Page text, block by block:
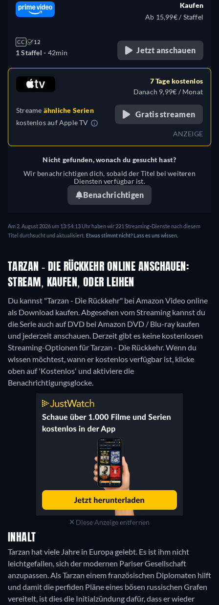
CC 12
1 Staffel - 42min
Kaufen
Ab 15,99€ / Staffel
Jetzt anschauen
Streame ähnliche Serien
kostenlos aufApple TV
7 Tage kostenlos
Danach 9,99€ / Monat
Gratis streamen
ANZEIGE
Nicht gefunden, wonach du gesucht hast?
Wir benachrichtigen dich, sobald der Titel bei weiteren
Diensten verfügbar ist.
Benachrichtigen
Am 2. August 2026 um 13:54:13 Uhr haben wir 221 Streaming-Dienste nach diesem
Titel durchsucht und aktualisiert. Etwas stimmt nicht? Lass es uns wissen.
TARZAN - DIE RÜCKKEHR ONLINE ANSCHAUEN:
STREAM, KAUFEN, ODER LEIHEN
Du kannst "Tarzan - Die Rückkehr" bei Amazon Video online
als Download kaufen. Abgesehen vom Streaming kannst du
die Serie auch auf DVD bei Amazon DVD / Blu-ray kaufen
und jederzeit anschauen. Derzeit gibt es keine kostenlosen
Streaming-Optionen für Tarzan - Die Rückkehr. Wenn du
wissen möchtest, wann er kostenlos verfügbar ist, klicke
oben auf 'Kostenlos' und aktiviere die
Benachrichtigungsglocke.
Diese Anzeige entfernen
INHALT
Tarzan hat viele Jahre in Europa gelebt. Es ist ihm nicht
leichtgefallen, sich der modernen Pariser Gesellschaft
anzupassen. Als Tarzan einem französischen Diplomaten hilft
und damit die perfiden Pläne eines bösen russischen Grafen
vereitelt, ist dies die Initialzündung dafür, dass er wieder